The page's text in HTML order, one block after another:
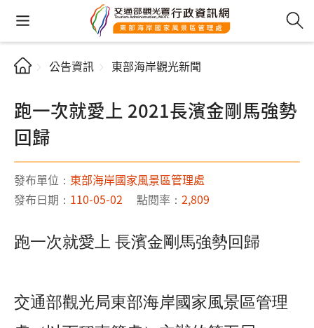
公告資訊 東部海岸觀光新聞
跑一次就愛上 2021長濱金剛馬強勢
回歸
發布單位： 東部海岸國家風景區管理處
發布日期： 110-05-02 點閱率： 2,809
跑一次就愛上 長濱金剛馬強勢回歸
交通部觀光局東部海岸國家風景區管理